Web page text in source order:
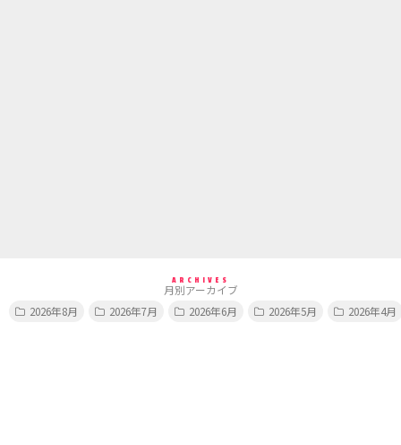
ARCHIVES
月別アーカイブ
2026年8月
2026年7月 2026年6月 2026年5月 2026年4月